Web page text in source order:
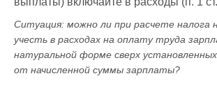
Ситуация: можно ли при расчете налога
учесть в расходах на оплату труда
натуральной форме сверх
от начисленной суммы зарплаты?